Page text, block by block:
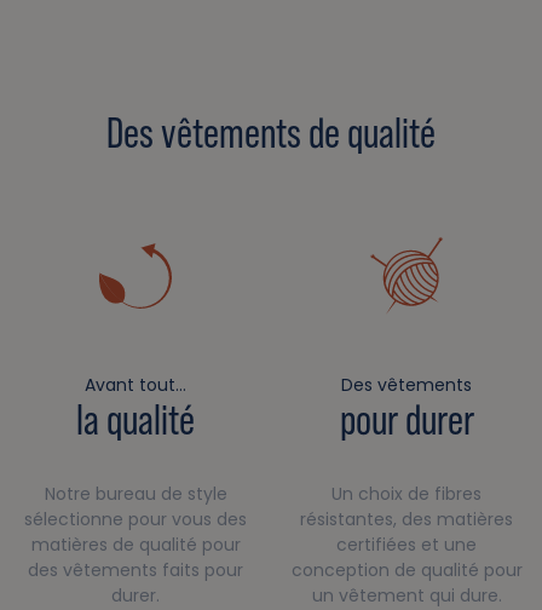
Des vêtements de qualité
Avant tout…
la qualité
Notre bureau de style
sélectionne pour vous des
matières de qualité pour
des vêtements faits pour
durer.
Des vêtements
pour durer
Un choix de fibres
résistantes, des matières
certifiées et une
conception de qualité pour
un vêtement qui dure.